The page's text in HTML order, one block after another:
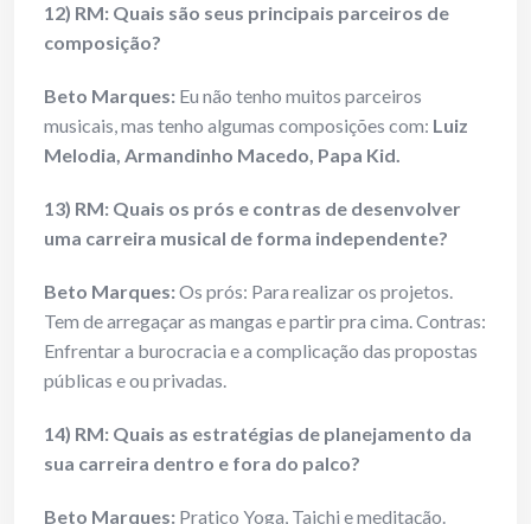
12) RM: Quais são seus principais parceiros de
composição?
Beto Marques: Eu não tenho muitos parceiros
musicais, mas tenho algumas composições com: Luiz
Melodia, Armandinho Macedo, Papa Kid.
13) RM: Quais os prós e contras de desenvolver
uma carreira musical de forma independente?
Beto Marques:Os prós: Para realizar os projetos.
Tem de arregaçar as mangas e partir pra cima. Contras:
Enfrentar a burocracia e a complicação das propostas
públicas e ou privadas.
14) RM: Quais as estratégias de planejamento da
sua carreira dentro e fora do palco?
Beto Marques: Pratico Yoga, Taichi e meditação.